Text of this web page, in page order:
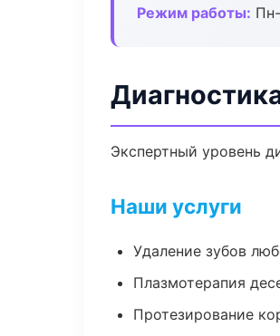
Режим работы:
Экспертный уровень
Наши услуги
Удаление зубов
Плазмотерапия
Протезирование